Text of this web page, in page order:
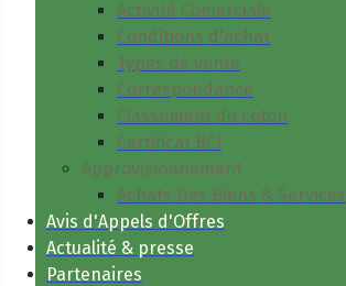
Activité Comerciale
Conditions d'achat
Types de vente
Correspondance
Classement du coton
Certificat BCI
Approvisionnement
Achats Des Biens & Services
Avis d'Appels d'Offres
Actualité & presse
Partenaires